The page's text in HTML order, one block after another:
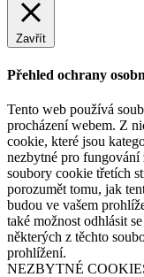
Zavřít
Přehled ochrany
Tento web používá
procházení webem. Z
cookie, které jsou
nezbytné pro
soubory cookie třetích
porozumět tomu, jak
budou ve vašem
také možnost odhlásit
některých z těchto
prohlížení.
NEZBYTNÉ